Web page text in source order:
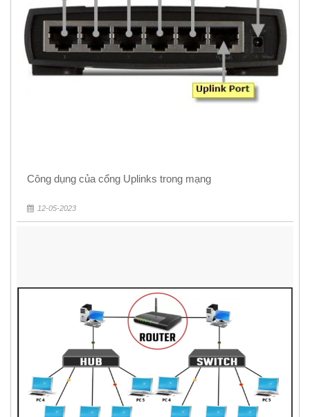
Công dụng của cổng Uplinks trong mạng
12-05-2023